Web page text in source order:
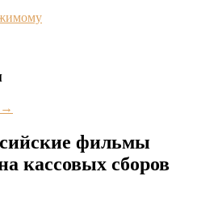
→
фильмы
кассовых сборов